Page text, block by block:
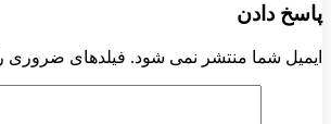
پاسخ دادن
ایمیل شما منتشر نمی شود. فیلدهای ضروری